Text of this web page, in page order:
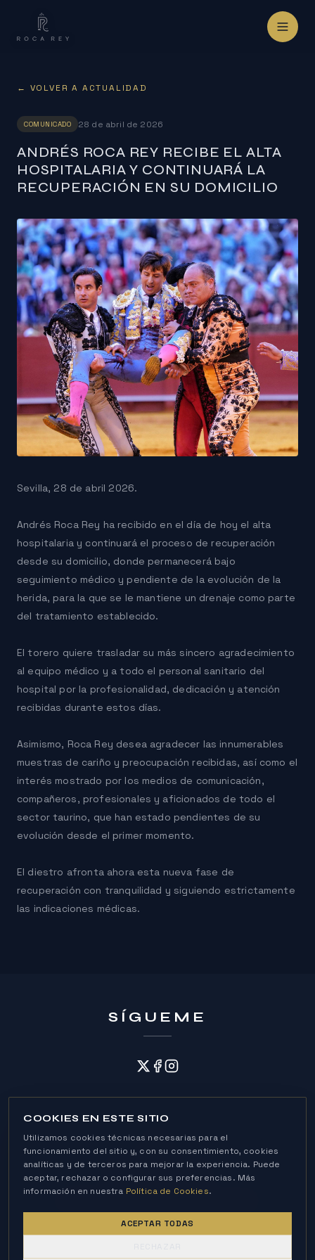
← VOLVER A ACTUALIDAD
COMUNICADO 28 de abril de 2026
ANDRÉS ROCA REY RECIBE EL ALTA
HOSPITALARIA Y CONTINUARÁ LA
RECUPERACIÓN EN SU DOMICILIO
Sevilla, 28 de abril 2026.
Andrés Roca Rey ha recibido en el día de hoy el alta
hospitalaria y continuará el proceso de recuperación
desde su domicilio, donde permanecerá bajo
seguimiento médico y pendiente de la evolución de la
herida, para la que se le mantiene un drenaje como parte
del tratamiento establecido.
El torero quiere trasladar su más sincero agradecimiento
al equipo médico y a todo el personal sanitario del
hospital por la profesionalidad, dedicación y atención
recibidas durante estos días.
Asimismo, Roca Rey desea agradecer las innumerables
muestras de cariño y preocupación recibidas, así como el
interés mostrado por los medios de comunicación,
compañeros, profesionales y aficionados de todo el
sector taurino, que han estado pendientes de su
evolución desde el primer momento.
El diestro afronta ahora esta nueva fase de
recuperación con tranquilidad y siguiendo estrictamente
las indicaciones médicas.
SÍGUEME
Política de Cookies
Política de Privacidad
Aviso Legal
POWERED BY
COOKIES EN ESTE SITIO
Utilizamos cookies técnicas necesarias para el
funcionamiento del sitio y, con su consentimiento, cookies
analíticas y de terceros para mejorar la experiencia. Puede
aceptar, rechazar o configurar sus preferencias. Más
información en nuestra Política de Cookies.
ACEPTAR TODAS